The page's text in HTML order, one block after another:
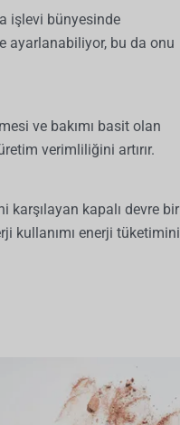
işlevi bünyesinde
ayarlanabiliyor, bu da onu
ve bakımı basit olan
verimliliğini artırır.
karşılayan kapalı devre bir
kullanımı enerji tüketimini